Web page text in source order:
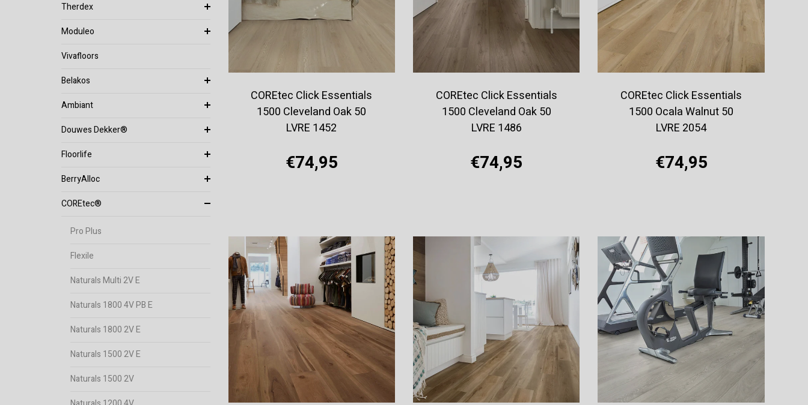
Therdex
Moduleo
Vivafloors
Belakos
Ambiant
Douwes Dekker®
Floorlife
BerryAlloc
COREtec®
Pro Plus
Flexile
Naturals Multi 2V E
Naturals 1800 4V PB E
Naturals 1800 2V E
Naturals 1500 2V E
Naturals 1500 2V
COREtec Click Essentials
1500 Cleveland Oak 50
LVRE 1452
€74,95
COREtec Click Essentials
1500 Cleveland Oak 50
LVRE 1486
€74,95
COREtec Click Essentials
1500 Ocala Walnut 50
LVRE 2054
€74,95